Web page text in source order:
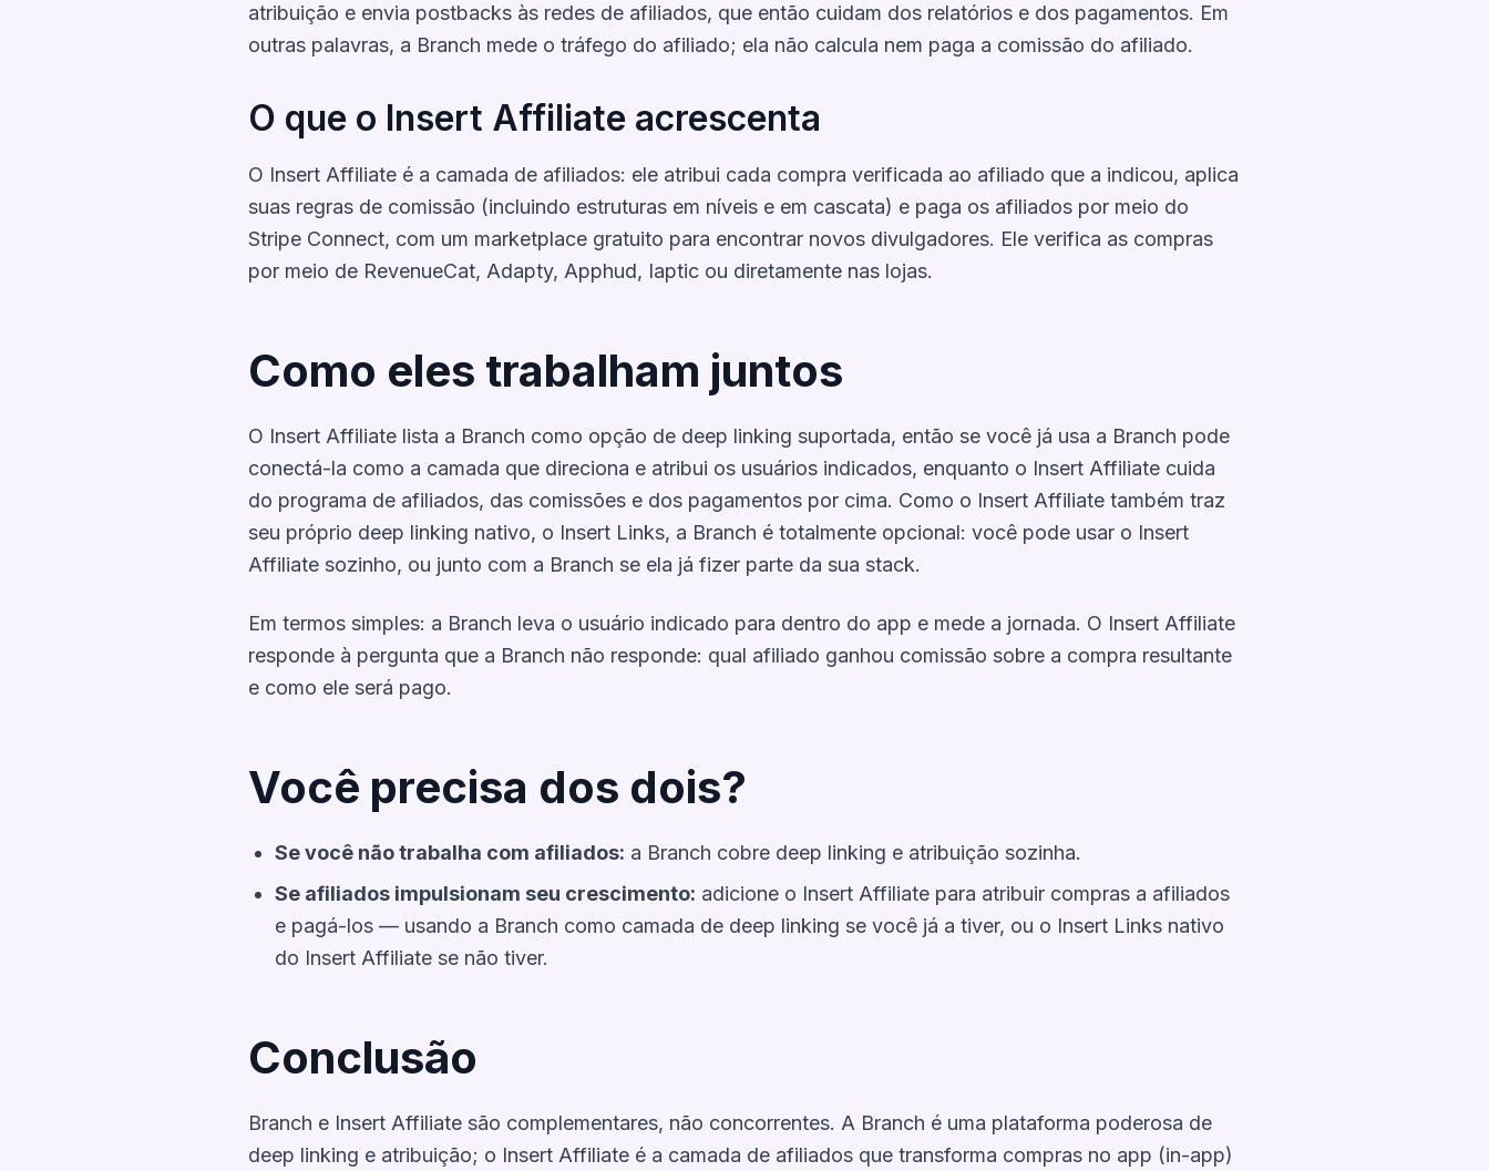
atribuição e envia postbacks às redes de afiliados, que então cuidam dos relatórios e dos pagamentos. Em
outras palavras, a Branch mede o tráfego do afiliado; ela não calcula nem paga a comissão do afiliado.
O que o Insert Affiliate acrescenta
O Insert Affiliate é a camada de afiliados: ele atribui cada compra verificada ao afiliado que a indicou, aplica
suas regras de comissão (incluindo estruturas em níveis e em cascata) e paga os afiliados por meio do
Stripe Connect, com um marketplace gratuito para encontrar novos divulgadores. Ele verifica as compras
por meio de RevenueCat, Adapty, Apphud, Iaptic ou diretamente nas lojas.
Como eles trabalham juntos
O Insert Affiliate lista a Branch como opção de deep linking suportada, então se você já usa a Branch pode
conectá-la como a camada que direciona e atribui os usuários indicados, enquanto o Insert Affiliate cuida
do programa de afiliados, das comissões e dos pagamentos por cima. Como o Insert Affiliate também traz
seu próprio deep linking nativo, o Insert Links, a Branch é totalmente opcional: você pode usar o Insert
Affiliate sozinho, ou junto com a Branch se ela já fizer parte da sua stack.
Em termos simples: a Branch leva o usuário indicado para dentro do app e mede a jornada. O Insert Affiliate
responde à pergunta que a Branch não responde: qual afiliado ganhou comissão sobre a compra resultante
e como ele será pago.
Você precisa dos dois?
Se você não trabalha com afiliados: a Branch cobre deep linking e atribuição sozinha.
Se afiliados impulsionam seu crescimento: adicione o Insert Affiliate para atribuir compras a afiliados
e pagá-los — usando a Branch como camada de deep linking se você já a tiver, ou o Insert Links nativo
do Insert Affiliate se não tiver.
Conclusão
Branch e Insert Affiliate são complementares, não concorrentes. A Branch é uma plataforma poderosa de
deep linking e atribuição; o Insert Affiliate é a camada de afiliados que transforma compras no app (in-app)